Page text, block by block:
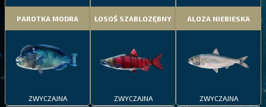
PAROTKA MODRA
ZWYCZAJNA
ŁOSOŚ SZABLOZĘBNY
ZWYCZAJNA
ALOZA NIEBIESKA
ZWYCZAJNA